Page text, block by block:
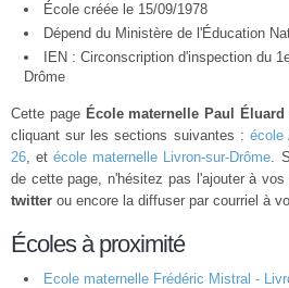
École créée le 15/09/1978
Dépend du Ministère de l'Éducation
IEN : Circonscription d'inspection du
Drôme
Cette page École maternelle Paul Éluard
cliquant sur les sections suivantes : école
26, etécole maternelle Livron-sur-Drôme.
de cette page, n'hésitez pas l'ajouter à
twitter ou encore la diffuser par courriel à
Écoles à proximité
Ecole maternelle Frédéric Mistral -